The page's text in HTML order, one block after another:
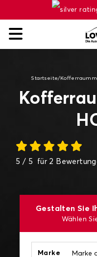
Startseite/
5 / 5 für 2
Gestalten Sie
Wählen
Marke